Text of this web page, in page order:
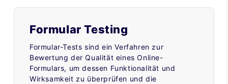
Formular Testing
Formular-Tests sind ein Verfahren zur
Bewertung der Qualität eines Online-
Formulars, um dessen Funktionalität und
Wirksamkeit zu überprüfen und die